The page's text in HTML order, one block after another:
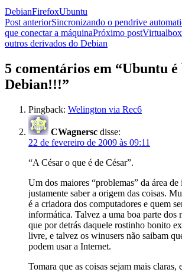
DebianFirefoxUbuntu
Navegação
de
Post anteriorSincronizando o pendrive
que conectar a máquinaPróximo post
outros derivados do Debian
5 comentários em “Ubuntu é
Debian!!!”
Pingback: Welington via Rec6
CWagnersc disse:
22 de fevereiro de 2009 às 09:11
“A César o que é de César”.
Um dos maiores “problemas” da área
justamente saber a origem das coisas.
é a criadora dos computadores e quem
informática. Talvez a uma boa parte dos
que por detrás daquele rostinho bonito
livre, e talvez os winusers não saibam
podem usar a Internet.
Tomara que as coisas sejam mais claras,